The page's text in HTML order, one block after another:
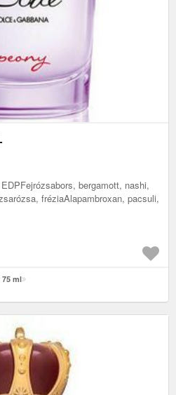
bergamott, nashi,
fréziaAlapambroxan, pacsuli,
ml